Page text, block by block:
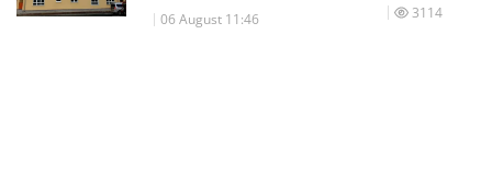
06 August 11:46 3114